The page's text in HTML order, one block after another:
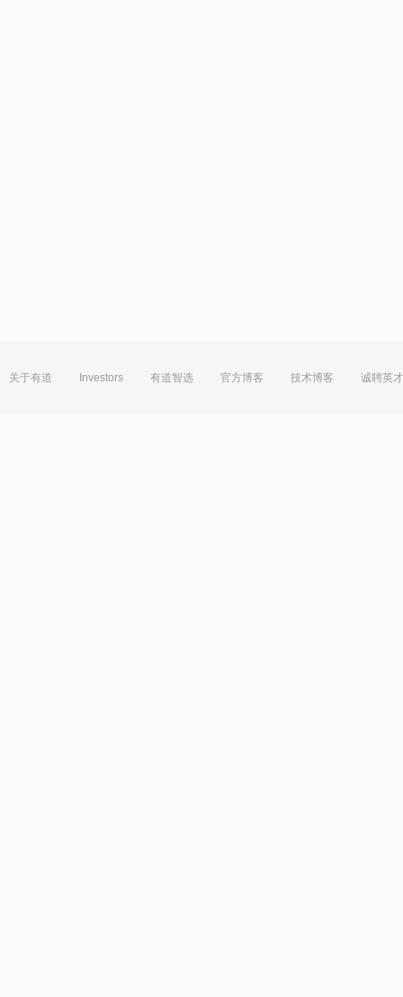
关于有道 Investors 有道智选 官方博客 技术博客 诚聘英才